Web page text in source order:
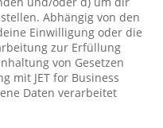
Abhängig von den
Einwilligung oder die
zur Erfüllung
von Gesetzen
mit JET for Business
Daten verarbeitet